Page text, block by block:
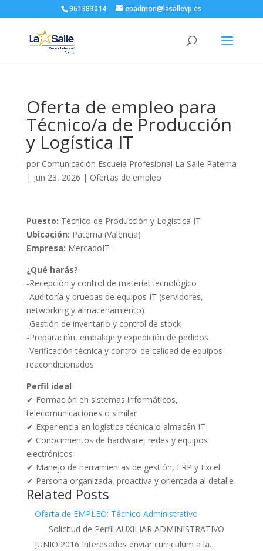
961383014 epadmon@lasallevp.es
Oferta de empleo para
Técnico/a de Producción
y Logística IT
por Comunicación Escuela Profesional La Salle Paterna
| Jun 23, 2026 | Ofertas de empleo
Puesto: Técnico de Producción y Logística IT
Ubicación: Paterna (Valencia)
Empresa: MercadoIT
¿Qué harás?
-Recepción y control de material tecnológico
-Auditoría y pruebas de equipos IT (servidores,
networking y almacenamiento)
-Gestión de inventario y control de stock
-Preparación, embalaje y expedición de pedidos
-Verificación técnica y control de calidad de equipos
reacondicionados
Perfil ideal
✔ Formación en sistemas informáticos,
telecomunicaciones o similar
✔ Experiencia en logística técnica o almacén IT
✔ Conocimientos de hardware, redes y equipos
electrónicos
✔ Manejo de herramientas de gestión, ERP y Excel
✔ Persona organizada, proactiva y orientada al detalle
Related Posts
Oferta de EMPLEO: Técnico Administrativo
Solicitud de Perfil AUXILIAR ADMINISTRATIVO
JUNIO 2016 Interesados enviar curriculum a la…